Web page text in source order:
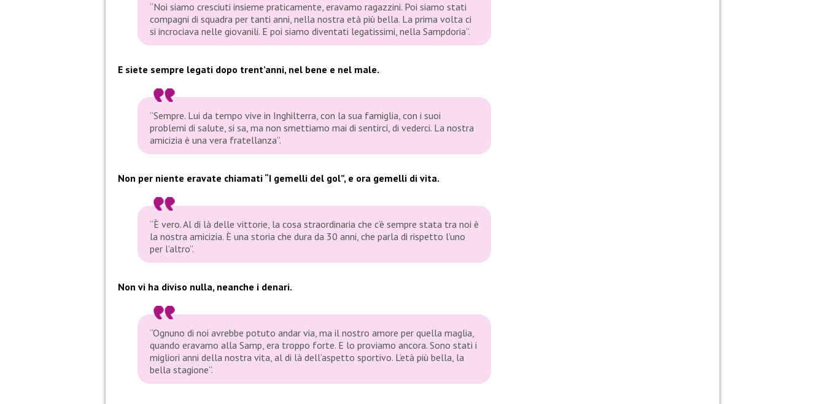
“Noi siamo cresciuti insieme praticamente, eravamo ragazzini. Poi siamo stati
compagni di squadra per tanti anni, nella nostra età più bella. La prima volta ci
si incrociava nelle giovanili. E poi siamo diventati legatissimi, nella Sampdoria”.
E siete sempre legati dopo trent’anni, nel bene e nel male.
“Sempre. Lui da tempo vive in Inghilterra, con la sua famiglia, con i suoi
problemi di salute, si sa, ma non smettiamo mai di sentirci, di vederci. La nostra
amicizia è una vera fratellanza”.
Non per niente eravate chiamati “I gemelli del gol”, e ora gemelli di vita.
“È vero. Al di là delle vittorie, la cosa straordinaria che c’è sempre stata tra noi è
la nostra amicizia. È una storia che dura da 30 anni, che parla di rispetto l’uno
per l’altro”.
Non vi ha diviso nulla, neanche i denari.
“Ognuno di noi avrebbe potuto andar via, ma il nostro amore per quella maglia,
quando eravamo alla Samp, era troppo forte. E lo proviamo ancora. Sono stati i
migliori anni della nostra vita, al di là dell’aspetto sportivo. L’età più bella, la
bella stagione”.